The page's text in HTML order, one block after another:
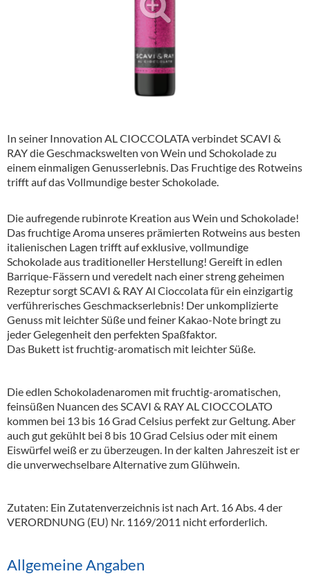
Hygieneartikel & Desinfektion
In seiner Innovation AL CIOCCOLATA verbindet SCAVI &
RAY die Geschmackswelten von Wein und Schokolade zu
einem einmaligen Genusserlebnis. Das Fruchtige des Rotweins
trifft auf das Vollmundige bester Schokolade.
Die aufregende rubinrote Kreation aus Wein und Schokolade!
Das fruchtige Aroma unseres prämierten Rotweins aus besten
italienischen Lagen trifft auf exklusive, vollmundige
Schokolade aus traditioneller Herstellung! Gereift in edlen
Barrique-Fässern und veredelt nach einer streng geheimen
Rezeptur sorgt SCAVI & RAY Al Cioccolata für ein einzigartig
verführerisches Geschmackserlebnis! Der unkomplizierte
Genuss mit leichter Süße und feiner Kakao-Note bringt zu
jeder Gelegenheit den perfekten Spaßfaktor.
Das Bukett ist fruchtig-aromatisch mit leichter Süße.
Die edlen Schokoladenaromen mit fruchtig-aromatischen,
feinsüßen Nuancen des SCAVI & RAY AL CIOCCOLATO
kommen bei 13 bis 16 Grad Celsius perfekt zur Geltung. Aber
auch gut gekühlt bei 8 bis 10 Grad Celsius oder mit einem
Eiswürfel weiß er zu überzeugen. In der kalten Jahreszeit ist er
die unverwechselbare Alternative zum Glühwein.
Zutaten: Ein Zutatenverzeichnis ist nach Art. 16 Abs. 4 der
VERORDNUNG (EU) Nr. 1169/2011 nicht erforderlich.
Allgemeine Angaben